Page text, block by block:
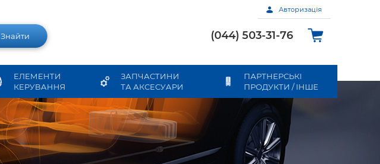
Знайти
Авторизація
(044) 503-31-76
ЕЛЕМЕНТИ
КЕРУВАННЯ
ЗАПЧАСТИНИ
ТА АКСЕСУАРИ
ПАРТНЕРСЬКІ
ПРОДУКТИ / ІНШЕ